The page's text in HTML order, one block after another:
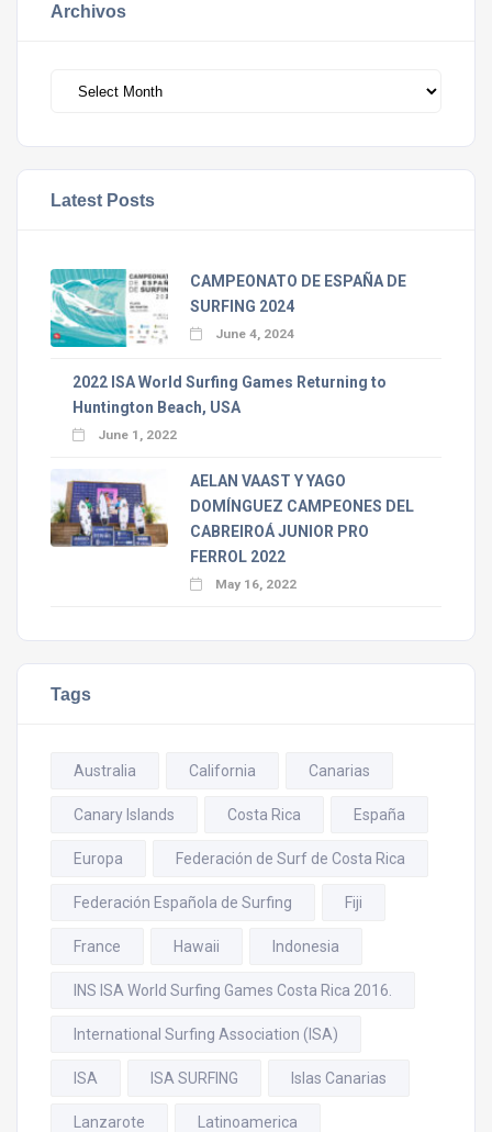
Archivos
Latest Posts
CAMPEONATO DE ESPAÑA DE
SURFING 2024
June 4, 2024
2022 ISA World Surfing Games Returning to
Huntington Beach, USA
June 1, 2022
AELAN VAAST Y YAGO
DOMÍNGUEZ CAMPEONES DEL
CABREIROÁ JUNIOR PRO
FERROL 2022
May 16, 2022
Tags
Australia California Canarias
Canary Islands Costa Rica España
Europa Federación de Surf de Costa Rica
Federación Española de Surfing Fiji
France Hawaii Indonesia
INS ISA World Surfing Games Costa Rica 2016.
International Surfing Association (ISA)
ISA ISA SURFING Islas Canarias
Lanzarote Latinoamerica